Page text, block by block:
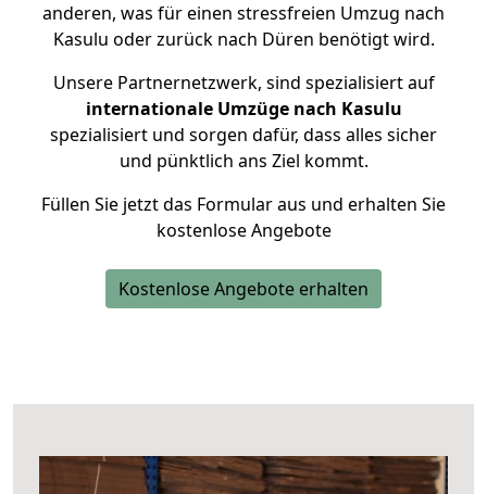
anderen, was für einen stressfreien Umzug nach
Kasulu oder zurück nach Düren benötigt wird.
Unsere Partnernetzwerk, sind spezialisiert auf
internationale Umzüge nach Kasulu
spezialisiert und sorgen dafür, dass alles sicher
und pünktlich ans Ziel kommt.
Füllen Sie jetzt das Formular aus und erhalten Sie
kostenlose Angebote
Kostenlose Angebote erhalten